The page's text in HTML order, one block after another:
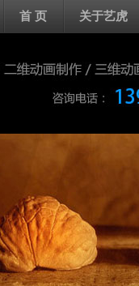
首 页 关于艺虎